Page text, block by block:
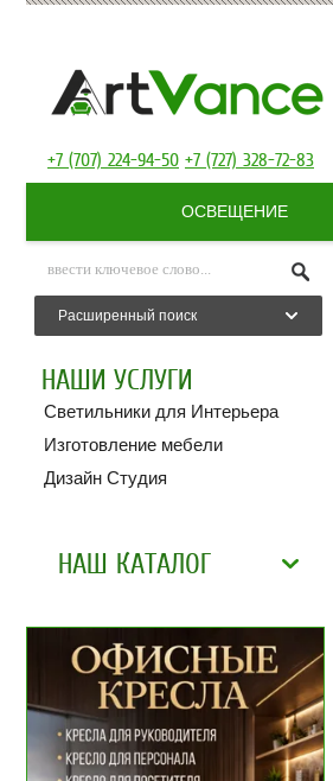
+7 (707) 224-94-50 +7 (727) 328-72-83
ОСВЕЩЕНИЕ
Расширенный поиск
НАШИ УСЛУГИ
Светильники для Интерьера
Изготовление мебели
Дизайн Студия
НАШ КАТАЛОГ